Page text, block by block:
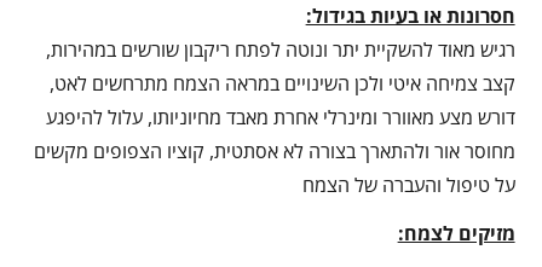
חסרונות או בעיות בגידול:
רגיש מאוד להשקיית יתר ונוטה לפתח ריקבון שורשים במהירות,
קצב צמיחה איטי ולכן השינויים במראה הצמח מתרחשים לאט,
דורש מצע מאוורר ומינרלי אחרת מאבד מחיוניותו, עלול להיפגע
מחוסר אור ולהתארך בצורה לא אסתטית, קוציו הצפופים מקשים
על טיפול והעברה של הצמח
מזיקים לצמח: